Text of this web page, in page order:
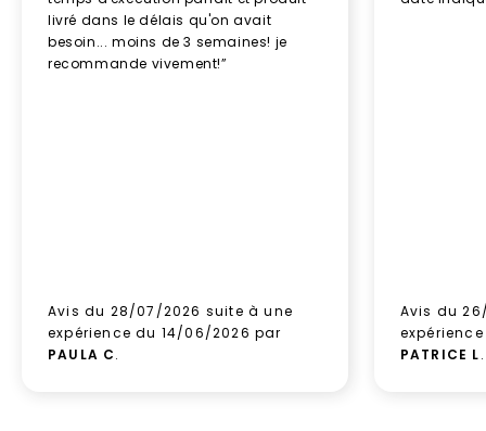
livré dans le délais qu'on avait
besoin... moins de 3 semaines! je
recommande vivement!”
Avis du 28/07/2026 suite à une
expérience du 14/06/2026 par
PAULA C.
Avis du
PATRICE L.